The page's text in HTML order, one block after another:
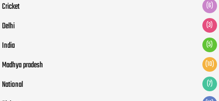
Cricket (6)
Delhi (3)
India (5)
Madhya pradesh (10)
National (7)